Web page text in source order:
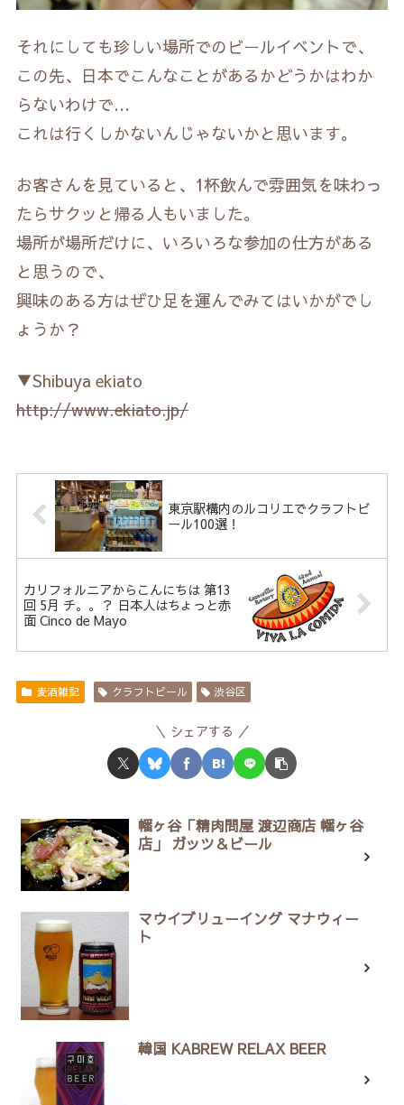
それにしても珍しい場所でのビールイベントで、
この先、日本でこんなことがあるかどうかはわか
らないわけで…
これは行くしかないんじゃないかと思います。
お客さんを見ていると、1杯飲んで雰囲気を味わっ
たらサクッと帰る人もいました。
場所が場所だけに、いろいろな参加の仕方がある
と思うので、
興味のある方はぜひ足を運んでみてはいかがでし
ょうか？
▼Shibuya ekiato
http://www.ekiato.jp/
東京駅構内のルコリエでクラフトビ
ール100選！
カリフォルニアからこんにちは 第13
回 5月 チ。。？ 日本人はちょっと赤
面 Cinco de Mayo
麦酒雑記 クラフトビール 渋谷区
シェアする
幡ヶ谷「精肉問屋 渡辺商店 幡ヶ谷
店」 ガッツ＆ビール
マウイブリューイング マナウィー
ト
韓国 KABREW RELAX BEER